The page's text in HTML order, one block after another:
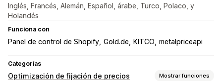
Inglés, Francés, Alemán, Español, árabe, Turco, Polaco, y
Holandés
Funciona con
Panel de control de Shopify Gold.de KITCO metalpriceapi
Categorías
Optimización de fijación de precios Mostrar funciones